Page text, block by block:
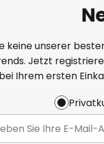
keine unserer
Jetzt
Ihrem ersten